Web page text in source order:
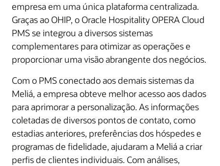
empresa em uma única plataforma centralizada.
Graças ao OHIP, o Oracle Hospitality OPERA Cloud
PMS se integrou a diversos sistemas
complementares para otimizar as operações e
proporcionar uma visão abrangente dos negócios.
Com o PMS conectado aos demais sistemas da
Meliá, a empresa obteve melhor acesso aos dados
para aprimorar a personalização. As informações
coletadas de diversos pontos de contato, como
estadias anteriores, preferências dos hóspedes e
programas de fidelidade, ajudaram a Meliá a criar
perfis de clientes individuais. Com análises,